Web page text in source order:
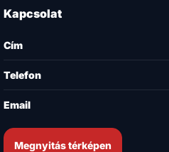
Kapcsolat
Cím
Telefon
Email
Megnyitás térképen